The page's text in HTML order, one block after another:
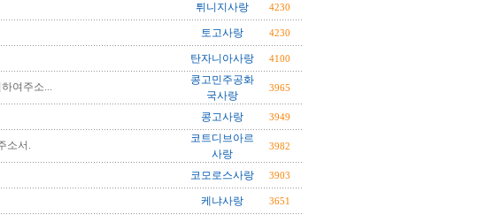
튀니지사랑 4230
토고사랑 4230
탄자니아사랑 4100
여주소...
콩고민주공화
국사랑
3965
콩고사랑 3949
소서.
코트디브아르
사랑
3982
코모로스사랑 3903
케냐사랑 3651